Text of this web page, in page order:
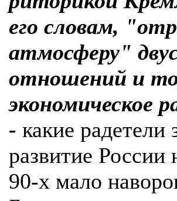
его словам,
атмосферу"
отношений и
экономическое
- какие радетели
развитие
90-х мало